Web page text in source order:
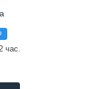
час.